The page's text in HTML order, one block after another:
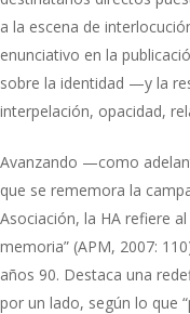
a la escena de
enunciativo en la
sobre la identidad —y la
interpelación, opacidad,
Avanzando —como
que se rememora la
Asociación, la HA refiere
memoria” (APM, 2007:
años 90. Destaca una
por un lado, según lo que